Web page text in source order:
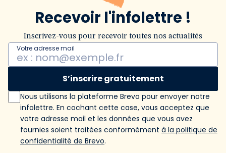
Recevoir l'infolettre !
Inscrivez-vous pour recevoir toutes nos actualités
Votre adresse mail
S’inscrire gratuitement
Nous utilisons la plateforme Brevo pour envoyer notre
infolettre. En cochant cette case, vous acceptez que
votre adresse mail et les données que vous avez
fournies soient traitées conformément à la politique de
confidentialité de Brevo.